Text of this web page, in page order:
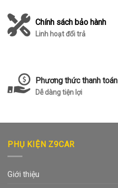
Chính sách bảo hành
Linh hoạt đổi trả
Phương thức thanh toán
Dễ dàng tiện lợi
PHỤ KIỆN Z9CAR
Giới thiệu